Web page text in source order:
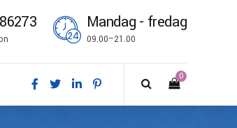
Mandag - fredag
09.00–21.00
0